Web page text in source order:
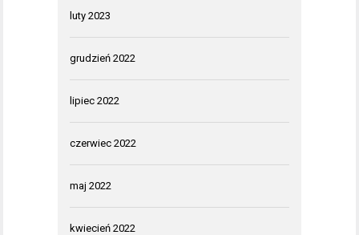
luty 2023
grudzień 2022
lipiec 2022
czerwiec 2022
maj 2022
kwiecień 2022